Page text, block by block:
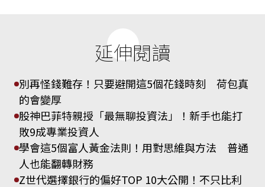
延伸閱讀
別再怪錢難存！只要避開這5個花錢時刻 荷包真
的會變厚
股神巴菲特親授「最無聊投資法」！新手也能打
敗9成專業投資人
學會這5個富人黃金法則！用對思維與方法 普通
人也能翻轉財務
Z世代選擇銀行的偏好TOP 10大公開！不只比利